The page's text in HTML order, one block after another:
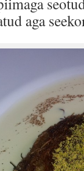
aga